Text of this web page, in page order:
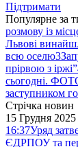
Підтримати
Популярне за
розмову із
Львові
всю оселю3
прірвою з іржі”
сьогодні.
заступником
Стрічка новин
15 Грудня 2025
16:37Уряд
ЄДРПОУ та